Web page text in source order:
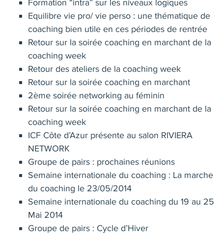
Formation “intra” sur les niveaux logiques
Equilibre vie pro/ vie perso : une thématique de
coaching bien utile en ces périodes de rentrée
Retour sur la soirée coaching en marchant de la
coaching week
Retour des ateliers de la coaching week
Retour sur la soirée coaching en marchant
2ème soirée networking au féminin
Retour sur la soirée coaching en marchant de la
coaching week
ICF Côte d’Azur présente au salon RIVIERA
NETWORK
Groupe de pairs : prochaines réunions
Semaine internationale du coaching : La marche
du coaching le 23/05/2014
Semaine internationale du coaching du 19 au 25
Mai 2014
Groupe de pairs : Cycle d’Hiver